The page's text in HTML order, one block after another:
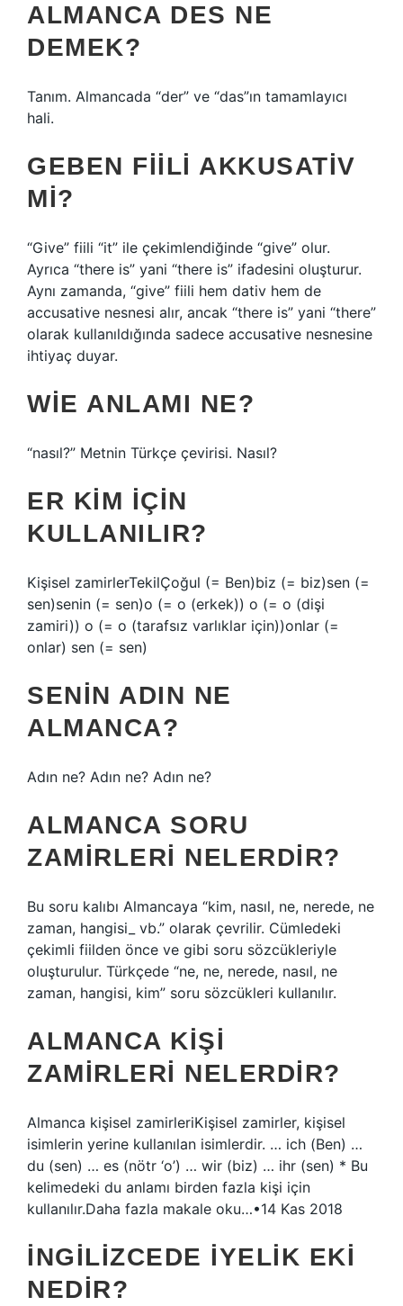
ALMANCA DES NE
DEMEK?
Tanım. Almancada “der” ve “das”ın tamamlayıcı
hali.
GEBEN FIILI AKKUSATIV
MI?
“Give” fiili “it” ile çekimlendiğinde “give” olur.
Ayrıca “there is” yani “there is” ifadesini oluşturur.
Aynı zamanda, “give” fiili hem dativ hem de
accusative nesnesi alır, ancak “there is” yani “there”
olarak kullanıldığında sadece accusative nesnesine
ihtiyaç duyar.
WIE ANLAMI NE?
“nasıl?” Metnin Türkçe çevirisi. Nasıl?
ER KIM IÇIN
KULLANILIR?
Kişisel zamirlerTekilÇoğul (= Ben)biz (= biz)sen (=
sen)senin (= sen)o (= o (erkek)) o (= o (dişi
zamiri)) o (= o (tarafsız varlıklar için))onlar (=
onlar) sen (= sen)
SENIN ADIN NE
ALMANCA?
Adın ne? Adın ne? Adın ne?
ALMANCA SORU
ZAMIRLERI NELERDIR?
Bu soru kalıbı Almancaya “kim, nasıl, ne, nerede, ne
zaman, hangisi_ vb.” olarak çevrilir. Cümledeki
çekimli fiilden önce ve gibi soru sözcükleriyle
oluşturulur. Türkçede “ne, ne, nerede, nasıl, ne
zaman, hangisi, kim” soru sözcükleri kullanılır.
ALMANCA KIŞI
ZAMIRLERI NELERDIR?
Almanca kişisel zamirleriKişisel zamirler, kişisel
isimlerin yerine kullanılan isimlerdir. … ich (Ben) …
du (sen) … es (nötr ‘o’) … wir (biz) … ihr (sen) * Bu
kelimedeki du anlamı birden fazla kişi için
kullanılır.Daha fazla makale oku…•14 Kas 2018
İNGILIZCEDE IYELIK EKI
NEDIR?